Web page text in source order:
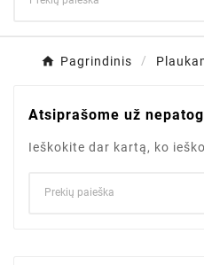
Pagrindinis
Atsiprašome už
Ieškokite dar kartą, ko